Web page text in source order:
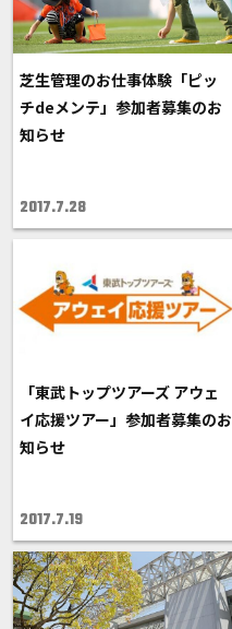
芝生管理のお仕事体験「ピッ
チdeメンテ」参加者募集のお
知らせ
2017.7.28
「東武トップツアーズ アウェ
イ応援ツアー」参加者募集のお
知らせ
2017.7.19